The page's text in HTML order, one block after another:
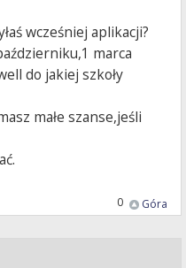
wcześniej aplikacji?
marca
do jakiej szkoły
małe szanse,jeśli
Góra
0